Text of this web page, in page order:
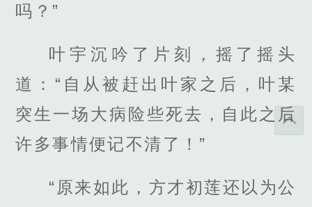
吗？”
叶宇沉吟了片刻，摇了摇头
道：“自从被赶出叶家之后，叶某
突生一场大病险些死去，自此之后
许多事情便记不清了！”
“原来如此，方才初莲还以为公